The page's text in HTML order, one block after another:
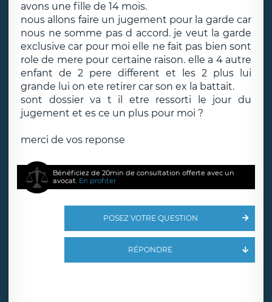
avons une fille de 14 mois.
nous allons faire un jugement pour la garde car
nous ne somme pas d accord. je veut la garde
exclusive car pour moi elle ne fait pas bien sont
role de mere pour certaine raison. elle a 4 autre
enfant de 2 pere different et les 2 plus lui
grande lui on ete retirer car son ex la battait.
sont dossier va t il etre ressorti le jour du
jugement et es ce un plus pour moi ?
merci de vos reponse
Bénéficiez de 20min de consultation offerte avec un
avocat. En profiter
POSEZ VOTRE QUESTION
RÉPONDRE